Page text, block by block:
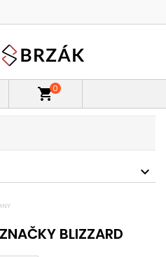
shopping_cart0
BLIZZARD